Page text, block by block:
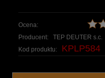
Ocena:
Producent:
TEP DEUTER s.c.
Kod produktu:
KPLP584